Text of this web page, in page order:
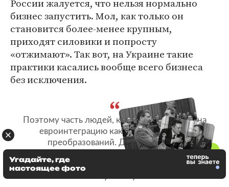
России жалуется, что нельзя нормально
бизнес запустить. Мол, как только он
становится более-менее крупным,
приходят силовики и попросту
«отжимают». Так вот, на Украине такие
практики касались вообще всего бизнеса
без исключения.
Поэтому часть людей, конечно, надеялась на
евроинтеграцию как на возможность
преобразований. Даже те, кто не
поддерживал Евромайдан, испытывали
жесточайшую антипатию к Виктору
Угадайте, где
настоящее фото